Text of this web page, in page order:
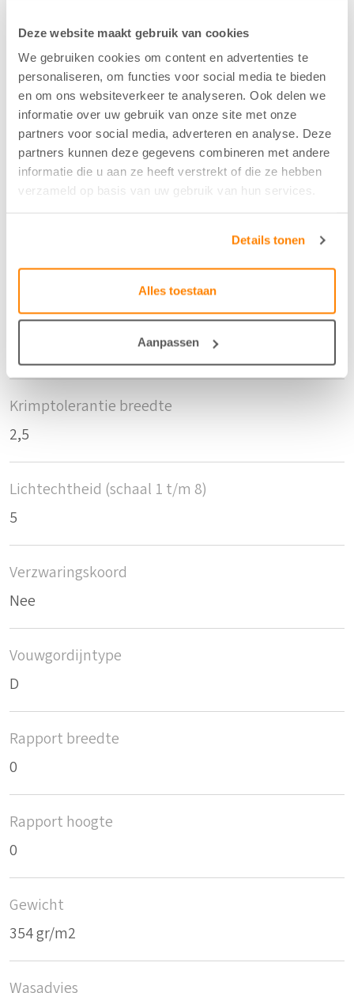
Deze website maakt gebruik van cookies
We gebruiken cookies om content en advertenties te
personaliseren, om functies voor social media te bieden
en om ons websiteverkeer te analyseren. Ook delen we
informatie over uw gebruik van onze site met onze
partners voor social media, adverteren en analyse. Deze
partners kunnen deze gegevens combineren met andere
informatie die u aan ze heeft verstrekt of die ze hebben
verzameld op basis van uw gebruik van hun services.
Details tonen
Alles toestaan
Aanpassen
Samenstelling
80%CO/20%CO-recycled
Kleur
Mosgroen - 371
140 cm
Krimptolerantie hoogte
Krimptolerantie breedte
2,5
Lichtechtheid (schaal 1 t/m 8)
5
Verzwaringskoord
Nee
Vouwgordijntype
D
Rapport breedte
0
Rapport hoogte
0
Gewicht
354 gr/m2
Wasadvies